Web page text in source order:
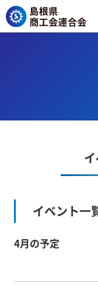
イベント一
4月の予定